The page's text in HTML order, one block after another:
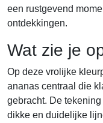
een rustgevend
ontdekkingen.
Wat zie je
Op deze vrolijke
ananas centraal die
gebracht. De
dikke en duidelijke